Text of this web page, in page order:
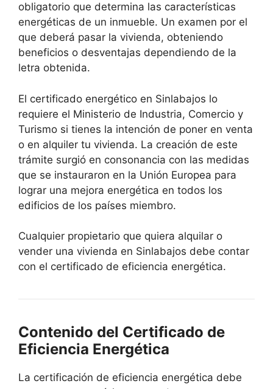
obligatorio que determina las características
energéticas de un inmueble. Un examen por el
que deberá pasar la vivienda, obteniendo
beneficios o desventajas dependiendo de la
letra obtenida.
El certificado energético en Sinlabajos lo
requiere el Ministerio de Industria, Comercio y
Turismo si tienes la intención de poner en venta
o en alquiler tu vivienda. La creación de este
trámite surgió en consonancia con las medidas
que se instauraron en la Unión Europea para
lograr una mejora energética en todos los
edificios de los países miembro.
Cualquier propietario que quiera alquilar o
vender una vivienda en Sinlabajos debe contar
con el certificado de eficiencia energética.
Contenido del Certificado de
Eficiencia Energética
La certificación de eficiencia energética debe